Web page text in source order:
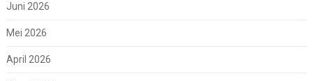
Juni 2026
Mei 2026
April 2026